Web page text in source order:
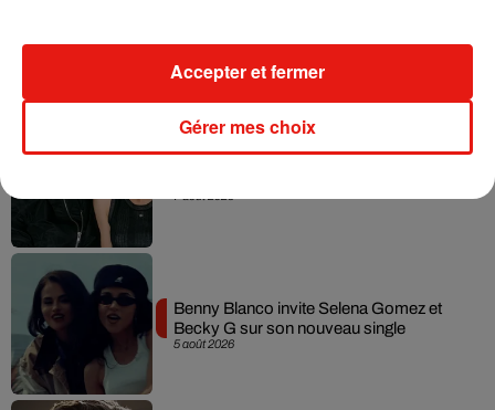
7 août 2026
Angèle et Amélie Lens dévoilent leur
5 août 2026
Benny Blanco invite Selena Gomez et
Becky G sur son nouveau single
Gérer mes choix
Accepter et fermer